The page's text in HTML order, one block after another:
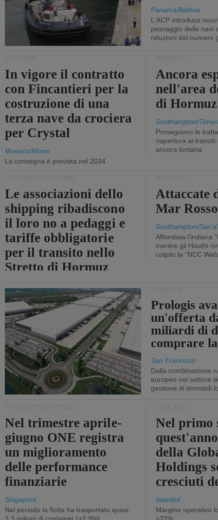
Panamá/Balboa
L'ACP introduce
pescaggio delle navi
riduzioni del numero
In vigore il contratto
con Fincantieri per la
costruzione di una
terza nave da crociera
per Crystal
Monaco/Miami
La consegna è prevista nel 2034
Ancora
nell'area
di Hormuz
Southampton/
Proseguono le
riapertura ai
ancora lontana
Le associazioni dello
shipping ribadiscono
il loro no a pedaggi e
tariffe obbligatorie
per il transito nello
Stretto di Hormuz
Attaccate
Mar Rosso
Southampton/
Affondata l'indiana
mentre gli Houthi
colpito la “NCC
Prologis
un'offerta
miliardi di
comprare
San Francisco
Dalla combinazione
europeo nel settore
gestione di immobili
Nel trimestre aprile-
giugno ONE registra
un miglioramento
delle performance
finanziarie
Singapore
Nel periodo la flotta ha trasportato quasi
Nel primo
della
Holdings
cresciuti
Istanbul
Margine operativo